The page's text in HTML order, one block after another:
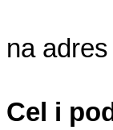
na
Cel i